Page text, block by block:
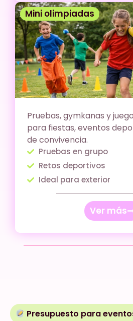
Mini olimpiadas
Pruebas, gymkanas y
para fiestas, eventos
de convivencia.
Pruebas en grupo
Retos deportivos
Ideal para exterior
Ver más
Presupuesto para